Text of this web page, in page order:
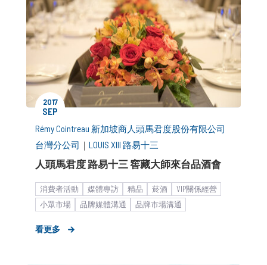
2017
SEP
Rémy Cointreau 新加坡商人頭馬君度股份有限公司
台灣分公司 ｜ LOUIS XIII 路易十三
人頭馬君度 路易十三 窖藏大師來台品酒會
消費者活動 媒體專訪 精品 菸酒
VIP關係經營
小眾市場
品牌媒體溝通
品牌市場溝通
看更多